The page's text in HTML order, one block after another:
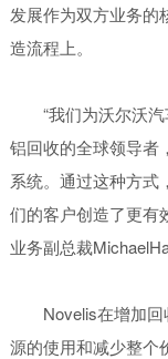
发展作为双方业务的
造流程上。
“我们为沃尔沃汽
铝回收的全球领导者
系统。通过这种方式
们的客户创造了更有
业务副总裁
Novelis在增加回
源的使用和减少整个